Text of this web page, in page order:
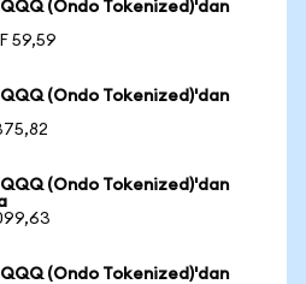
(Ondo Tokenized)'dan
59,59
(Ondo Tokenized)'dan
(Ondo Tokenized)'dan
(Ondo Tokenized)'dan